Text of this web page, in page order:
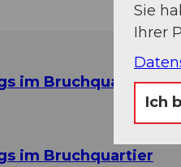
im Bruchquartier
im Bruchquartier
Sie
Ihrer
Ich